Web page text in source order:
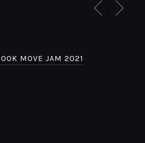
MOVE JAM 2021